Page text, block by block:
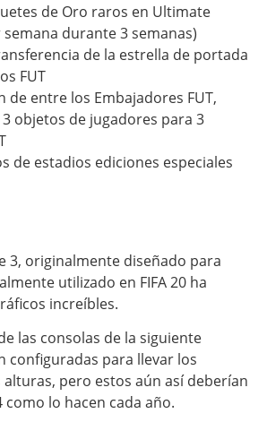
de Oro raros en Ultimate
semana durante 3 semanas)
de la estrella de portada
FUT
de entre los Embajadores FUT,
3 objetos de jugadores para 3
de estadios ediciones especiales
3, originalmente diseñado para
utilizado en FIFA 20 ha
increíbles.
las consolas de la siguiente
configuradas para llevar los
alturas, pero estos aún así deberían
como lo hacen cada año.